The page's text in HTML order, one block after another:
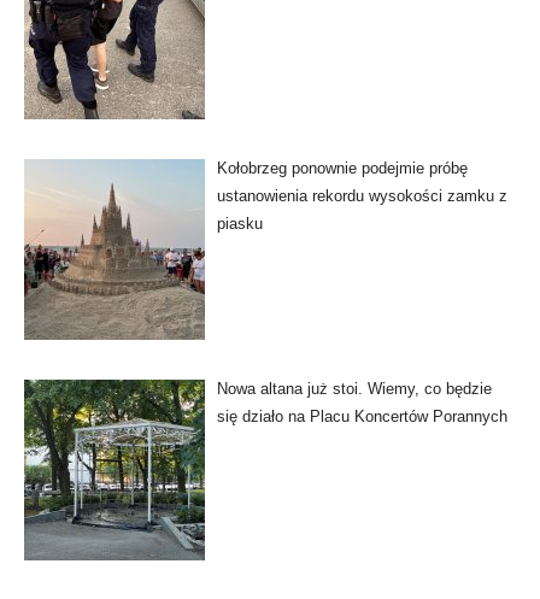
Kołobrzeg ponownie podejmie próbę
ustanowienia rekordu wysokości zamku z
piasku
Nowa altana już stoi. Wiemy, co będzie
się działo na Placu Koncertów Porannych